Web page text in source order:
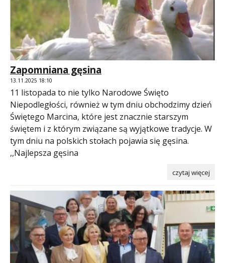
Zapomniana gęsina
13.11.2025 18:10
11 listopada to nie tylko Narodowe Święto
Niepodległości, również w tym dniu obchodzimy dzień
Świętego Marcina, które jest znacznie starszym
świętem i z którym związane są wyjątkowe tradycje. W
tym dniu na polskich stołach pojawia się gęsina.
,,Najlepsza gęsina
czytaj więcej